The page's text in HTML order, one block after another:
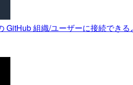
GitHub 組織/ユーザーに接続でき